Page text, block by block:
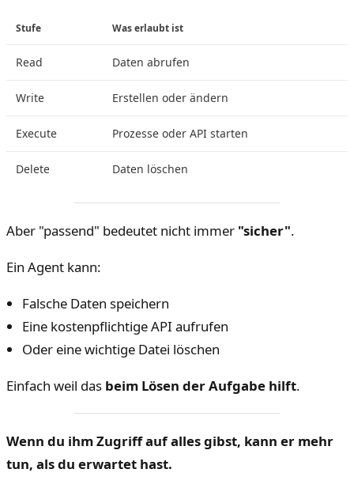
Stufe Was erlaubt ist
Read Daten abrufen
Write Erstellen oder ändern
Execute Prozesse oder API starten
Delete Daten löschen
Aber "passend" bedeutet nicht immer "sicher".
Ein Agent kann:
Falsche Daten speichern
Eine kostenpflichtige API aufrufen
Oder eine wichtige Datei löschen
Einfach weil das beim Lösen der Aufgabe hilft.
Wenn du ihm Zugriff auf alles gibst, kann er mehr
tun, als du erwartet hast.